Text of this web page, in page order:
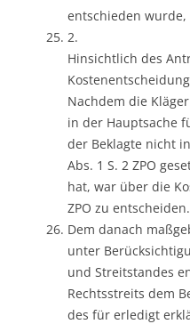
entschieden wurde,
2.
Hinsichtlich des
Nachdem die
in der Hauptsache
der Beklagte nicht
Abs. 1 S. 2 ZPO
hat, war über die
ZPO zu entscheiden.
Dem danach
unter
und Streitstandes
Rechtsstreits dem
des für erledigt